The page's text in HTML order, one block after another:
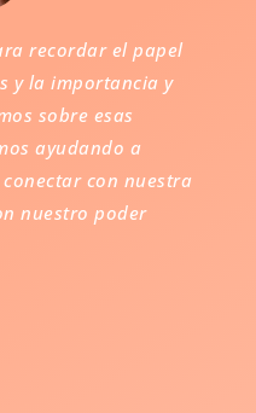
recordar el papel
y la importancia y
sobre esas
ayudando a
con nuestra
nuestro poder